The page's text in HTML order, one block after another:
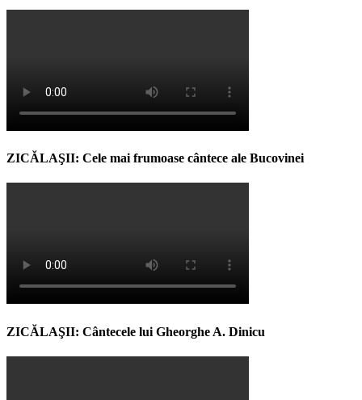
ZICĂLAŞII: Cele mai frumoase cântece ale Bucovinei
ZICĂLAŞII: Cântecele lui Gheorghe A. Dinicu